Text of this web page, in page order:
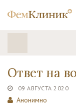
Ответ на
09 АВГУСТА 2020
Анонимно